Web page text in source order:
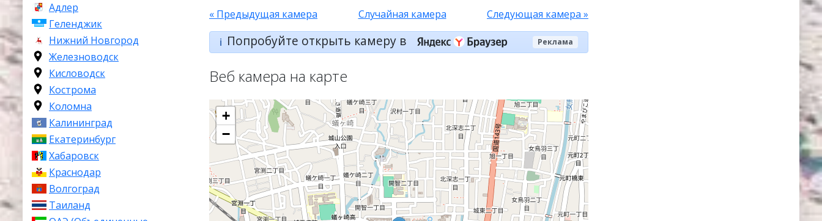
Адлер
Геленджик
Нижний Новгород
Железноводск
Кисловодск
Кострома
Коломна
Калининград
Екатеринбург
Хабаровск
Краснодар
Волгоград
Таиланд
« Предыдущая камера Случайная камера Следующая камера »
ℹ️ Попробуйте открыть камеру в Реклама
Веб камера на карте
+
−